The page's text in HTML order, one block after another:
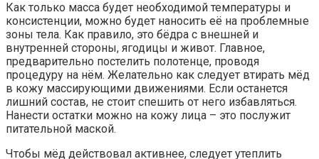
Как только масса будет необходимой температуры и
консистенции, можно будет наносить её на проблемные
зоны тела. Как правило, это бёдра с внешней и
внутренней стороны, ягодицы и живот. Главное,
предварительно постелить полотенце, проводя
процедуру на нём. Желательно как следует втирать мёд
в кожу массирующими движениями. Если останется
лишний состав, не стоит спешить от него избавляться.
Нанести остатки можно на кожу лица – это послужит
питательной маской.
Чтобы мёд действовал активнее, следует утеплить